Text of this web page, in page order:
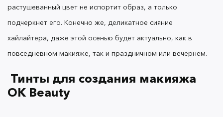
растушеванный цвет не испортит образ, а только
подчеркнет его. Конечно же, деликатное сияние
хайлайтера, даже этой осенью будет актуально, как в
повседневном макияже, так и праздничном или вечернем.
Тинты для создания макияжа
OK Beauty